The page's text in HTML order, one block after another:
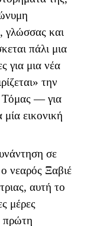
γλώσσας και
πάλι μια
για μια νέα
την
Τόμας — για
εικονική
σε
νεαρός Ξαβιέ
αυτή το
μέρες
πρώτη